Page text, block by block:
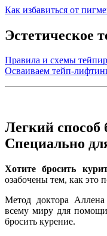
Как избавиться от
Эстетическое
Правила и схемы
Осваиваем тейп-
Легкий способ
Специально
Хотите бросить
озабочены тем, как это
Метод доктора
всему миру для
бросить курение.